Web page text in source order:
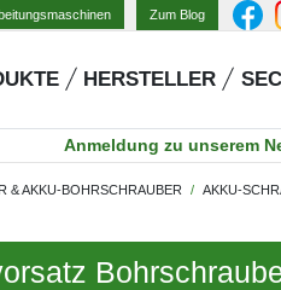
Zum Blog
HERSTELLER
Anmeldung zu unserem
& AKKU-BOHRSCHRAUBER AKKU-